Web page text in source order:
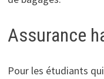
Assurance
Pour les étudiants